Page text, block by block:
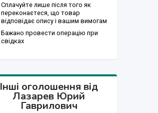
Сплачуйте лише після того як
переконаєтеся, що товар
відповідає опису і вашим вимогам
Бажано провести операцію при
свідках
Інші оголошення від
Лазарев Юрий
Гаврилович